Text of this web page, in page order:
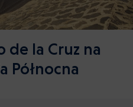
de la Cruz na
Północna